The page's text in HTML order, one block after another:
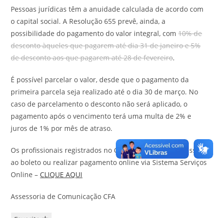
Pessoas jurídicas têm a anuidade calculada de acordo com
o capital social. A Resolução 655 prevê, ainda, a
possibilidade do pagamento do valor integral, com10% de
desconto àqueles que pagarem até dia 31 de janeiro e 5%
de desconto aos que pagarem até 28 de fevereiro.
É possível parcelar o valor, desde que o pagamento da
primeira parcela seja realizado até o dia 30 de março. No
caso de parcelamento o desconto não será aplicado, o
pagamento após o vencimento terá uma multa de 2% e
juros de 1% por mês de atraso.
Os profissionais registrados no CRA-AM podem ter acesso
ao boleto ou realizar pagamento online via Sistema Serviços
Online – CLIQUE AQUI
Assessoria de Comunicação CFA